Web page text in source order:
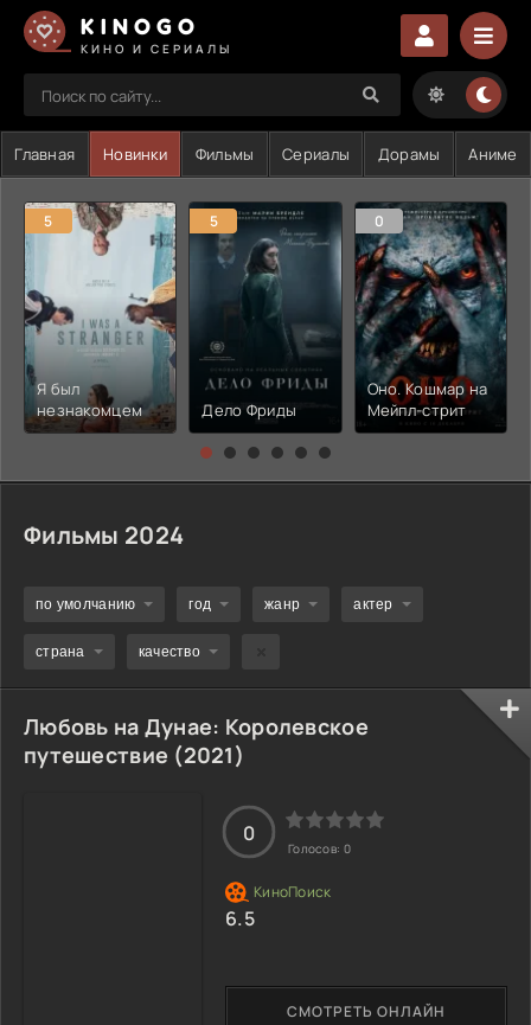
KINOGO
КИНО И СЕРИАЛЫ
Главная Новинки Фильмы Сериалы Дорамы Аниме
5
Я был
незнакомцем
5
Дело Фриды
0
Оно. Кошмар на
Мейпл-стрит
Фильмы 2024
по умолчанию год жанр актер
страна качество
Любовь на Дунае: Королевское
путешествие (2021)
СМОТРЕТЬ ОНЛАЙН
0
Голосов: 0
6.5